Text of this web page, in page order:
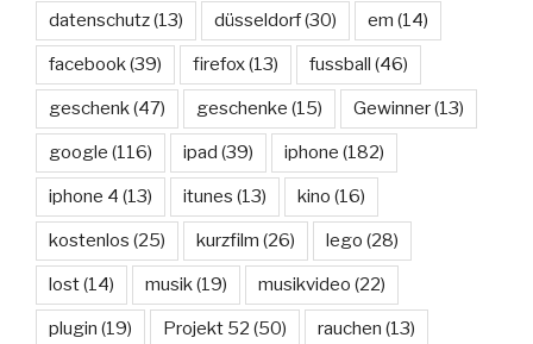
datenschutz(13) düsseldorf(30) em (14)
facebook(39) firefox(13) fussball (46)
geschenk(47) geschenke (15) Gewinner(13)
google (116) ipad (39) iphone (182)
iphone 4 (13) itunes (13) kino (16)
kostenlos (25) kurzfilm (26) lego (28)
lost(14) musik(19) musikvideo (22)
plugin (19) Projekt 52 (50) rauchen (13)